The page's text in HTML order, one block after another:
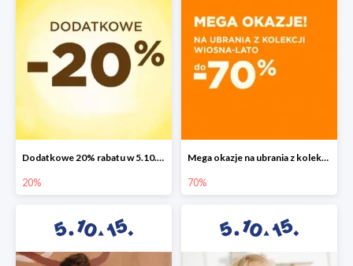
Dodatkowe 20% rabatu w 5.10.15
20%
Mega okazje na ubrania z kolekcji wiosna-lato do -70%
70%